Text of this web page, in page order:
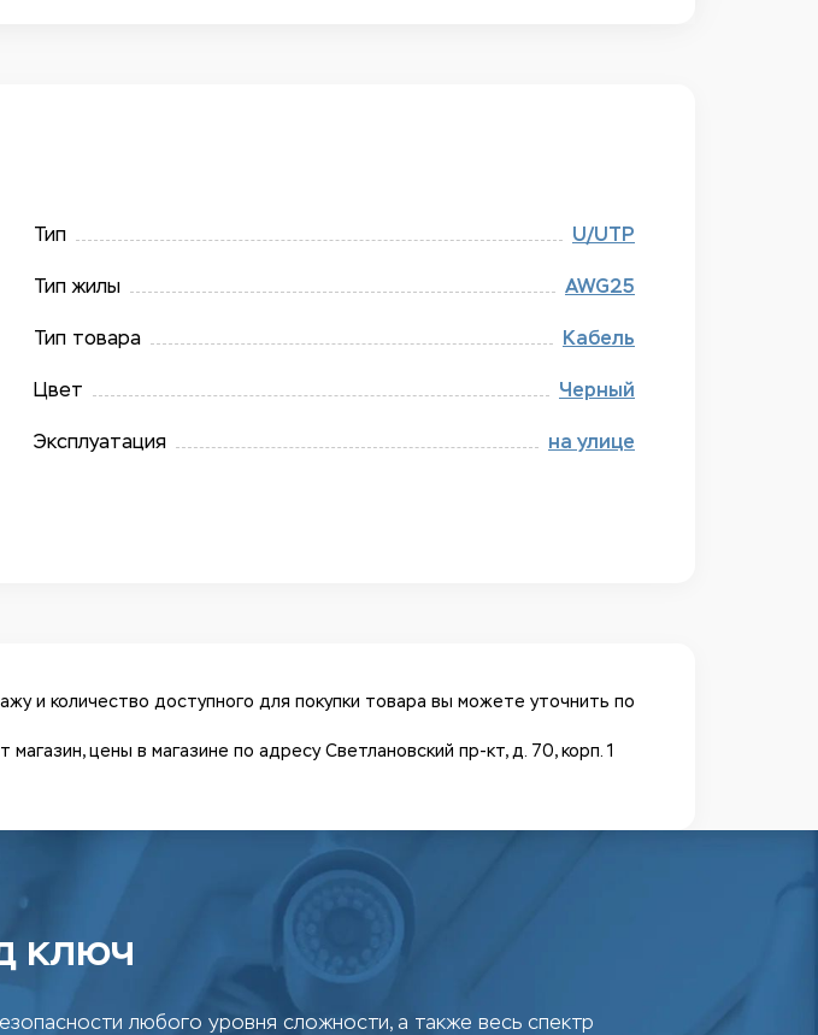
Тип U/​UTP
Тип жилы AWG25
Тип товара Кабель
Цвет Черный
Эксплуатация на улице
и количество доступного для покупки товара вы можете уточнить по
цены в магазине по адресу Светлановский пр-кт, д. 70, корп. 1
ключ
любого уровня сложности, а также весь спектр